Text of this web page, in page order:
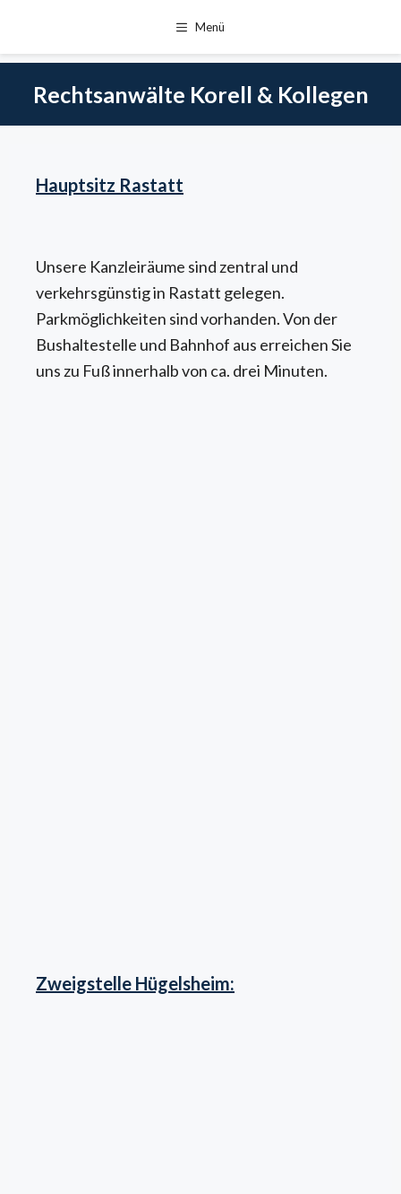
springen
Menü
Rechtsanwälte Korell & Kollegen
Hauptsitz Rastatt
Unsere Kanzleiräume sind zentral und
verkehrsgünstig in Rastatt gelegen.
Parkmöglichkeiten sind vorhanden. Von der
Bushaltestelle und Bahnhof aus erreichen Sie
uns zu Fuß innerhalb von ca. drei Minuten.
Zweigstelle Hügelsheim: